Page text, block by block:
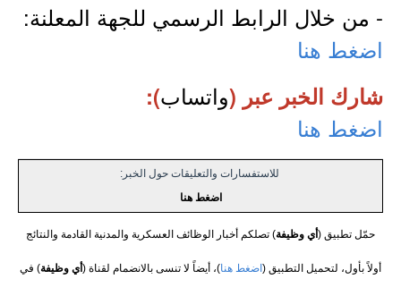
- من خلال الرابط الرسمي للجهة المعلنة:
اضغط هنا
شارك الخبر عبر (واتساب):
اضغط هنا
للاستفسارات والتعليقات حول الخبر:
اضغط هنا
حمّل تطبيق ( أي وظيفة) تصلكم أخبار الوظائف العسكرية والمدنية القادمة والنتائج
أولاً بأول، لتحميل التطبيق ( اضغط هنا)، أيضاً لا تنسى بالانضمام لقناة ( أي وظيفة) في